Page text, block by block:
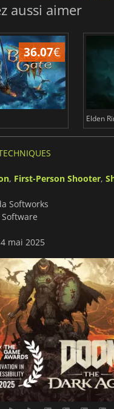
aussi aimer
36.07€
Elden
, First-Person Shooter,
Softworks
mai 2025